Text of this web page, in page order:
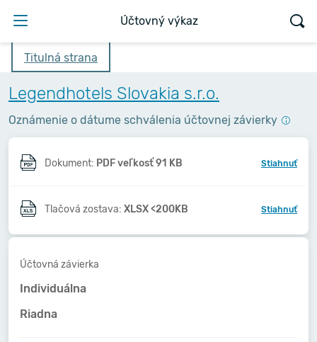
Účtovný výkaz
Titulná strana
Legendhotels Slovakia s.r.o.
Oznámenie o dátume schválenia účtovnej závierky
Dokument: PDF veľkosť 91 KB Stiahnuť
Tlačová zostava: XLSX <200KB Stiahnuť
Účtovná závierka
Individuálna
Riadna